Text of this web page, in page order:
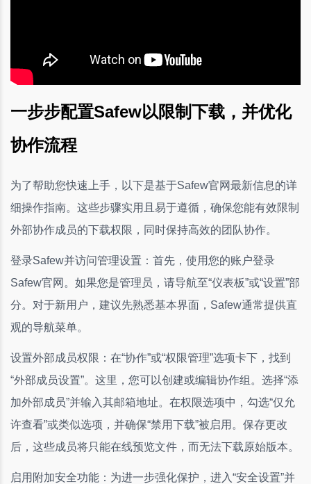
一步步配置Safew以限制下载，并优化
协作流程
为了帮助您快速上手，以下是基于Safew官网最新信息的详
细操作指南。这些步骤实用且易于遵循，确保您能有效限制
外部协作成员的下载权限，同时保持高效的团队协作。
登录Safew并访问管理设置：首先，使用您的账户登录
Safew官网。如果您是管理员，请导航至“仪表板”或“设置”部
分。对于新用户，建议先熟悉基本界面，Safew通常提供直
观的导航菜单。
设置外部成员权限：在“协作”或“权限管理”选项卡下，找到
“外部成员设置”。这里，您可以创建或编辑协作组。选择“添
加外部成员”并输入其邮箱地址。在权限选项中，勾选“仅允
许查看”或类似选项，并确保“禁用下载”被启用。保存更改
后，这些成员将只能在线预览文件，而无法下载原始版本。
启用附加安全功能：为进一步强化保护，进入“安全设置”并